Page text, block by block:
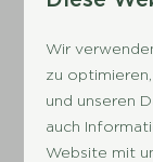
Wir
zu
und unseren
auch
Website mit